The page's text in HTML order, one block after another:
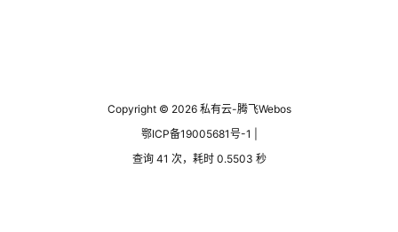
Copyright © 2026私有云-腾飞Webos
鄂ICP备19005681号-1 |
查询 41 次，耗时 0.5503 秒